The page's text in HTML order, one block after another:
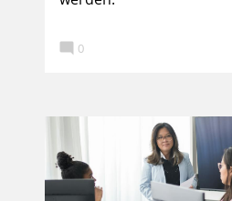
 0